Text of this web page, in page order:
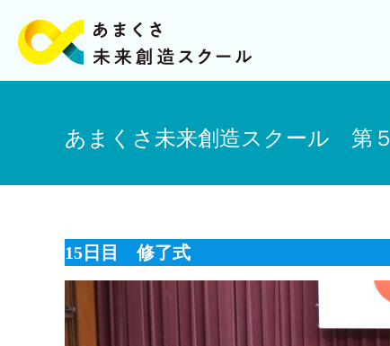
あまくさ未来創造スクール 第
15日目 修了式